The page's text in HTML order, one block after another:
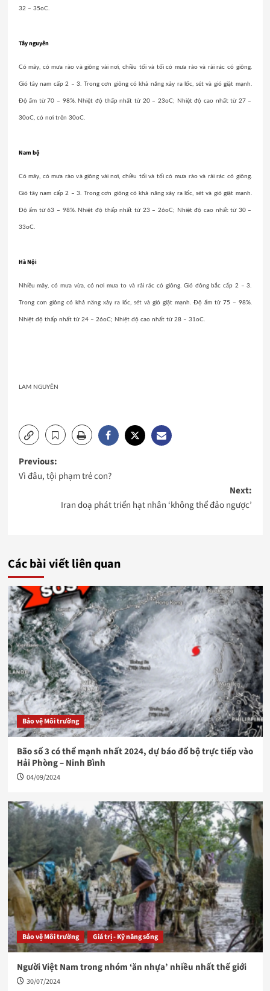
32 – 35oC.
Tây nguyên
Có mây, có mưa rào và giông vài nơi, chiều tối và tối có mưa rào và rải rác có giông.
Gió tây nam cấp 2 – 3. Trong cơn giông có khả năng xảy ra lốc, sét và gió giật mạnh.
Độ ẩm từ 70 – 98%. Nhiệt độ thấp nhất từ 20 – 23oC; Nhiệt độ cao nhất từ 27 –
30oC, có nơi trên 30oC.
Nam bộ
Có mây, có mưa rào và giông vài nơi, chiều tối và tối có mưa rào và rải rác có giông.
Gió tây nam cấp 2 – 3. Trong cơn giông có khả năng xảy ra lốc, sét và gió giật mạnh.
Độ ẩm từ 63 – 98%. Nhiệt độ thấp nhất từ 23 – 26oC; Nhiệt độ cao nhất từ 30 –
33oC.
Hà Nội
Nhiều mây, có mưa vừa, có nơi mưa to và rải rác có giông. Gió đông bắc cấp 2 – 3.
Trong cơn giông có khả năng xảy ra lốc, sét và gió giật mạnh. Độ ẩm từ 75 – 98%.
Nhiệt độ thấp nhất từ 24 – 26oC; Nhiệt độ cao nhất từ 28 – 31oC.
LAM NGUYÊN
Post
navigation
Previous:
Vì đâu, tội phạm trẻ con?
Next:
Iran doạ phát triển hạt nhân ‘không thể đảo ngược’
Các bài viết liên quan
Bảo vệ Môi trường
Bão số 3 có thể mạnh nhất 2024, dự báo đổ bộ trực tiếp vào
Hải Phòng – Ninh Bình
04/09/2024
Bảo vệ Môi trường Giá trị - Kỹ năng sống
Người Việt Nam trong nhóm ‘ăn nhựa’ nhiều nhất thế giới
30/07/2024